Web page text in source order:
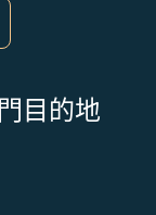
目的地